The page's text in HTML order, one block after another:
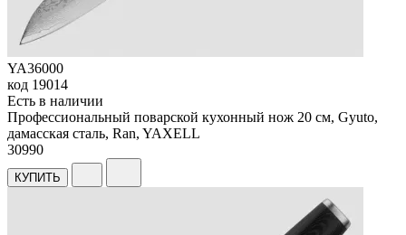
YA36000
код 19014
Есть в наличии
Профессиональный поварской кухонный нож 20 см, Gyuto,
дамасская сталь, Ran, YAXELL
30990
КУПИТЬ